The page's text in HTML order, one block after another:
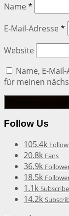
Name *
E-Mail-Adresse *
Website
Name, E-
für meinen
Follow Us
105.4k
20.8k Fans
36.9k
18.5k
1.1k
14.2k